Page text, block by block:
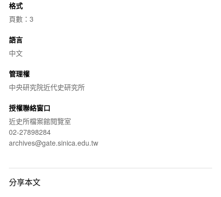
格式
頁數：3
語言
中文
管理權
中央研究院近代史研究所
授權聯絡窗口
近史所檔案館閱覽室
02-27898284
archives@gate.sinica.edu.tw
分享本文